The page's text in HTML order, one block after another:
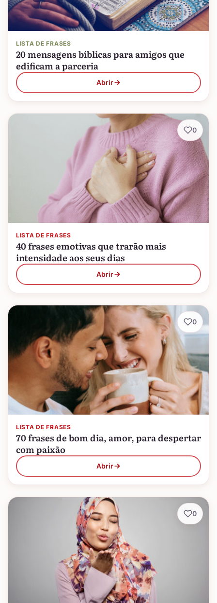
LISTA DE FRASES
20 mensagens bíblicas para amigos que
edificam a parceria
Abrir
LISTA DE FRASES
40 frases emotivas que trarão mais
intensidade aos seus dias
Abrir
0
LISTA DE FRASES
70 frases de bom dia, amor, para despertar
com paixão
Abrir
0
0